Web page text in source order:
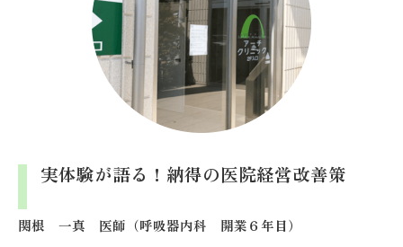
実体験が語る！納得の医院経営改善策
関根 一真 医師（呼吸器内科 開業６年目）